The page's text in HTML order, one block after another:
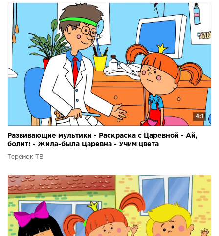
4:1
Развивающие мультики - Раскраска с Царевной - Ай,
болит! - Жила-была Царевна - Учим цвета
Теремок ТВ